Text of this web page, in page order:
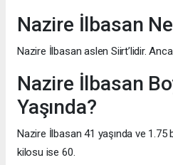
Nazire İlbasan
Nazire İlbasan aslen Siirt’lidir.
Nazire İlbasan
Yaşında?
Nazire İlbasan 41 yaşında ve 1.75
kilosu ise 60.